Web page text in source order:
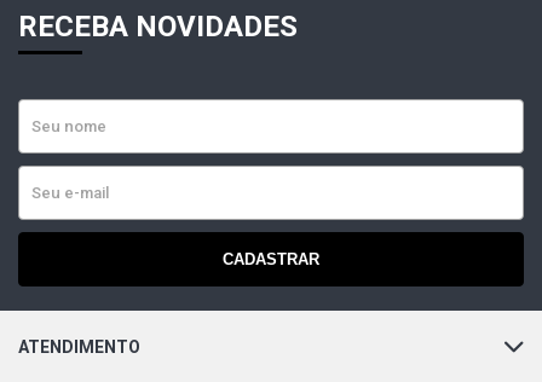
RECEBA NOVIDADES
CADASTRAR
ATENDIMENTO